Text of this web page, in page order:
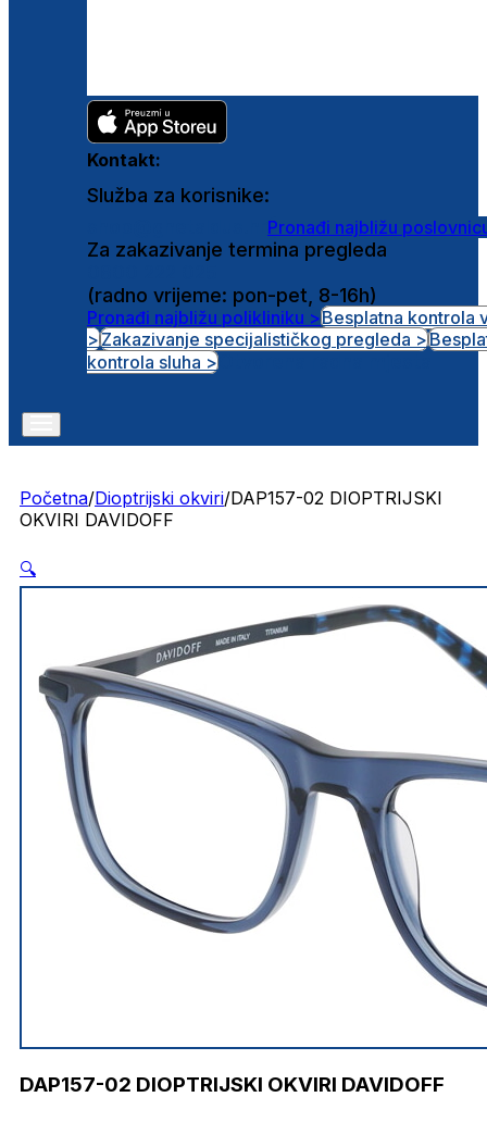
Kontakt:
Služba za korisnike:
Pronađi najbližu
Za zakazivanje termina pregleda
(radno vrijeme: pon-pet, 8-16h)
Pronađi najbližu polikliniku >Besplatna kontrola
>Zakazivanje specijalističkog pregleda >
kontrola sluha >
Početna/Dioptrijski okviri/DAP157-02 DIOPTRIJSKI
OKVIRI DAVIDOFF
🔍
DAP157-02 DIOPTRIJSKI OKVIRI DAVIDOFF